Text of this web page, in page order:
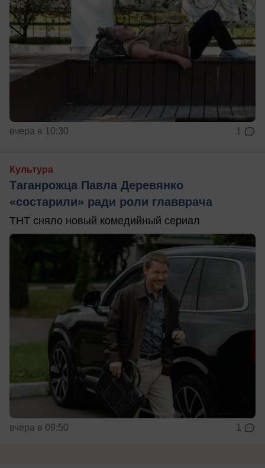
вчера в 10:30 1
Культура
Таганрожца Павла Деревянко
«состарили» ради роли главврача
ТНТ сняло новый комедийный сериал
вчера в 09:50 1